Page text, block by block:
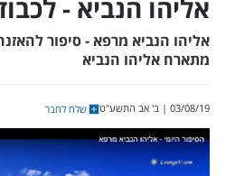
הנביא - לכבוד
מרפא - סיפור להאזנה
הנביא